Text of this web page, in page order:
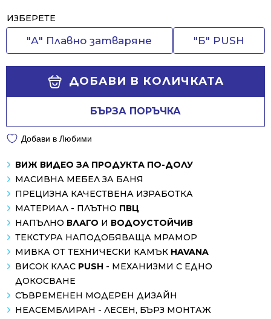
ИЗБЕРЕТЕ
"А" Плавно затваряне "Б" PUSH
ДОБАВИ В КОЛИЧКАТА
БЪРЗА ПОРЪЧКА
Alternative:
Добави в Любими
ВИЖ ВИДЕО ЗА ПРОДУКТА ПО-ДОЛУ
МАСИВНА МЕБЕЛ ЗА БАНЯ
ПРЕЦИЗНА КАЧЕСТВЕНА ИЗРАБОТКА
МАТЕРИАЛ - ПЛЪТНО ПВЦ
НАПЪЛНО ВЛАГО И ВОДОУСТОЙЧИВ
ТЕКСТУРА НАПОДОБЯВАЩА МРАМОР
МИВКА ОТ ТЕХНИЧЕСКИ КАМЪК HAVANA
ВИСОК КЛАС PUSH - МЕХАНИЗМИ С ЕДНО
ДОКОСВАНЕ
СЪВРЕМЕНЕН МОДЕРЕН ДИЗАЙН
НЕАСЕМБЛИРАН - ЛЕСЕН, БЪРЗ МОНТАЖ